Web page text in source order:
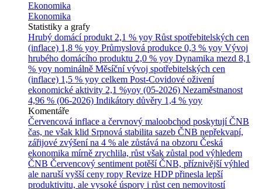
Ekonomika
Ekonomika
Statistiky a grafy
Hrubý domácí produkt 2,1 % yoy Růst spotřebitelských cen
(inflace) 1,8 % yoy Průmyslová produkce 0,3 % yoy Vývoj
hrubého domácího produktu 2,0 % yoy Dynamika mezd 8,1
% yoy nominálně Měsíční vývoj spotřebitelských cen
(inflace) 1,5 % yoy celkem Post-Covidové oživení
ekonomické aktivity 2,1 %yoy (05-2026) Nezaměstnanost
4,96 % (06-2026) Indikátory důvěry 1,4 % yoy
Komentáře
Červencová inflace a červnový maloobchod poskytují ČNB
čas, ne však klid Srpnová stabilita sazeb ČNB nepřekvapí,
zářijové zvýšení na 4 % ale zůstává na obzoru Česká
ekonomika mírně zrychlila, růst však zůstal pod výhledem
ČNB Červencový sentiment potěší ČNB, příznivější výhled
ale naruší vyšší ceny ropy Revize HDP přinesla lepší
produktivitu, ale vysoké úspory i růst cen nemovitostí